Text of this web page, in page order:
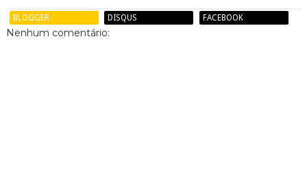
BLOGGER DISQUS FACEBOOK
Nenhum comentário: